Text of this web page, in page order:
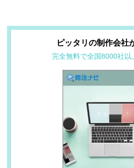
ピッタリの制作会社
完全無料で全国8000社以